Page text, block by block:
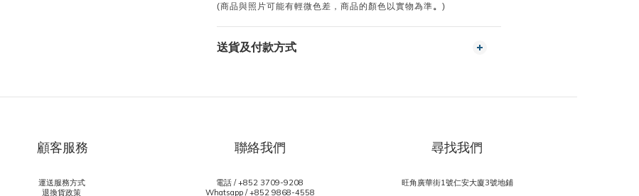
(商品與照片可能有輕微色差，商品的顏色以實物為準。 )
送貨及付款方式
顧客服務
運送服務方式
退換貨政策
聯絡我們
電話 / +852 3709-9208
Whatsapp /+852 9868-4558
尋找我們
旺角廣華街1號仁安大廈3號地鋪